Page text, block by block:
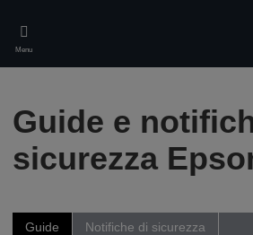
main
content
Menu
Guide e
sicurezza
Guide
Notifiche di sicurezza